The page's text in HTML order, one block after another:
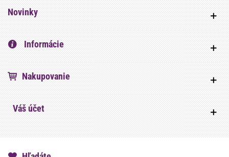
Novinky
Informácie
Nakupovanie
Váš účet